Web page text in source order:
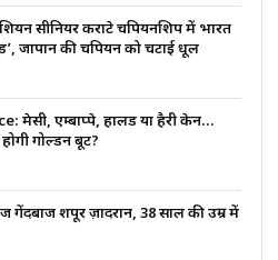
सीनियर कराटे चैंपियनशिप में भारत
जापान की चैंपियन को चटाई धूल
मेसी, एम्बाप्पे, हालैंड या हैरी केन…
गोल्डन बूट?
गेंदबाज शपूर ज़ादरान, 38 साल की उम्र में